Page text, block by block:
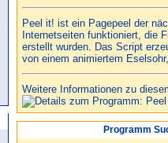
Peel it! ist ein Pagepeel der
Internetseiten funktioniert, die
erstellt wurden. Das Script
von einem animiertem
Weitere Informationen zu
Programm